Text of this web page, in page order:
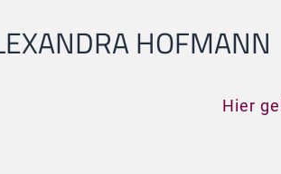
HOFMANN
Hier